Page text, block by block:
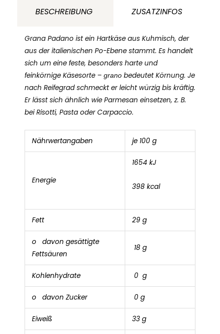
BESCHREIBUNG ZUSATZINFOS
Grana Padano ist ein Hartkäse aus Kuhmisch, der
aus der italienischen Po-Ebene stammt. Es handelt
sich um eine feste, besonders harte und
feinkörnige Käsesorte – grano bedeutet Körnung. Je
nach Reifegrad schmeckt er leicht würzig bis kräftig.
Er lässt sich ähnlich wie Parmesan einsetzen, z. B.
bei Risotti, Pasta oder Carpaccio.
Nährwertangaben je 100 g
Energie
1654 kJ
398 kcal
Fett 29 g
o davon gesättigte
Fettsäuren
18 g
Kohlenhydrate 0 g
o davon Zucker 0 g
Eiweiß 33 g